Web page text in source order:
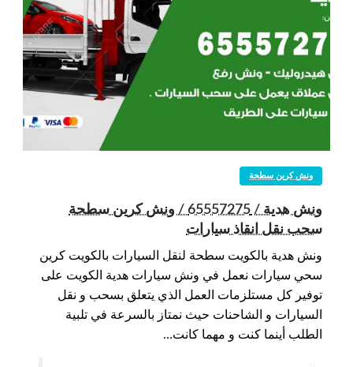
ونش كرين سطحة
ونش هدية / 65557275 / ونش كرين سطحة
سحب نقل انقاذ سيارات
ونش هدية بالكويت سطحة لنقل السيارات بالكويت كرين
سحي سيارات نعمل في ونش سيارات هدية الكويت على
توفير كل مستلزمات العمل الذي يتعلق بسحب و نقل
السيارات و الشاحنات حيث نمتاز بالسرعة في تلبية
الطلب أينما كنت و مهما كانت…